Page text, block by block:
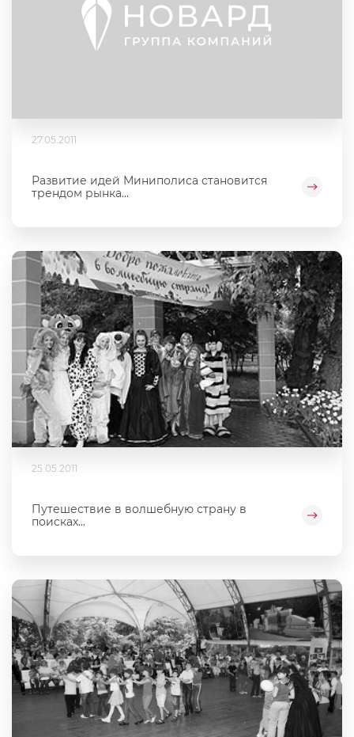
27.05.2011
Развитие идей Миниполиса становится
трендом рынка...
25.05.2011
Путешествие в волшебную страну в
поисках...